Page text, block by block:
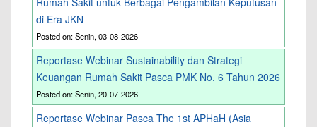
di Era JKN
Posted on: Senin, 03-08-2026
Reportase Webinar Sustainability dan Strategi
Keuangan Rumah Sakit Pasca PMK No. 6 Tahun 2026
Posted on: Senin, 20-07-2026
Reportase Webinar Pasca The 1st APHaH (Asia